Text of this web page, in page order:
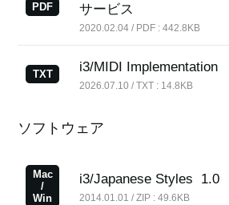
About KORG
PDF
サービス
2020.02.04 / PDF : 442.8KB
TXT i3/MIDI Implementation
2026.07.10 / TXT : 14.8KB
ソフトウェア
Mac
/
Win
i3/Japanese Styles 1.0
2014.01.01 / ZIP : 49.6KB